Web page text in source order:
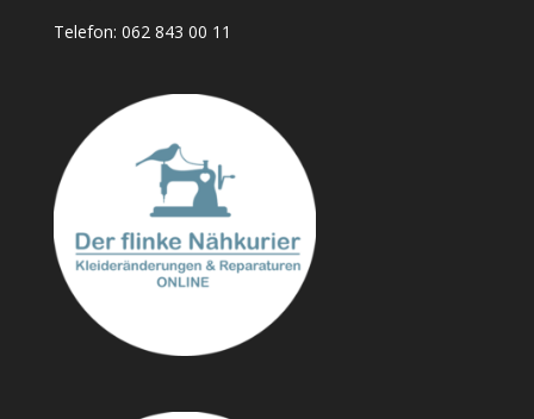
Telefon: 062 843 00 11